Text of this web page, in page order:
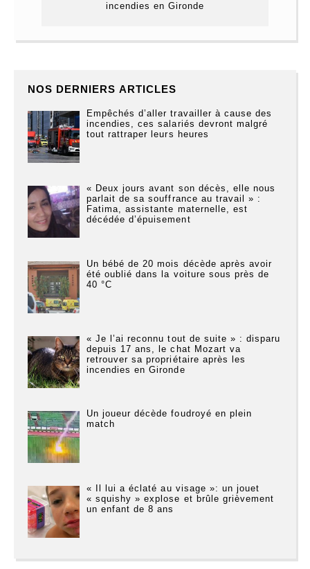
incendies en Gironde
NOS DERNIERS ARTICLES
Empêchés d’aller travailler à cause des
incendies, ces salariés devront malgré
tout rattraper leurs heures
« Deux jours avant son décès, elle nous
parlait de sa souffrance au travail » :
Fatima, assistante maternelle, est
décédée d’épuisement
Un bébé de 20 mois décède après avoir
été oublié dans la voiture sous près de
40 °C
« Je l’ai reconnu tout de suite » : disparu
depuis 17 ans, le chat Mozart va
retrouver sa propriétaire après les
incendies en Gironde
Un joueur décède foudroyé en plein
match
« Il lui a éclaté au visage »: un jouet
« squishy » explose et brûle grièvement
un enfant de 8 ans